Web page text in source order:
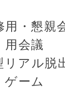
用・懇親
用会議
リアル脱
ゲーム